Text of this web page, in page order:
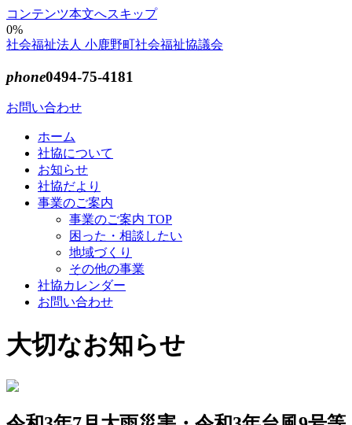
コンテンツ本文へスキップ
0%
社会福祉法人 小鹿野町社会福祉協議会
phone0494-75-4181
お問い合わせ
ホーム
社協について
お知らせ
社協だより
事業のご案内
事業のご案内 TOP
困った・相談したい
地域づくり
その他の事業
社協カレンダー
お問い合わせ
大切なお知らせ